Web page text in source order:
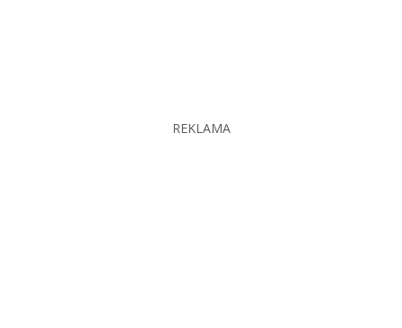
REKLAMA